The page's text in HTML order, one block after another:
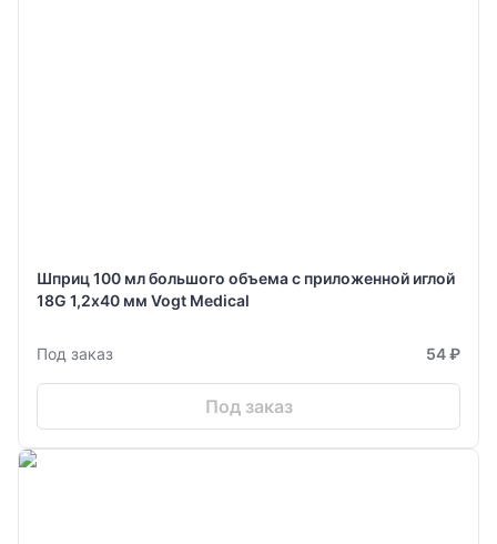
Шприц 100 мл большого объема с приложенной иглой
18G 1,2х40 мм Vogt Medical
Под заказ 54 ₽
Под заказ